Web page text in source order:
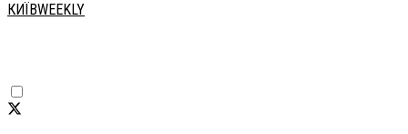
КИЇВWEEKLY